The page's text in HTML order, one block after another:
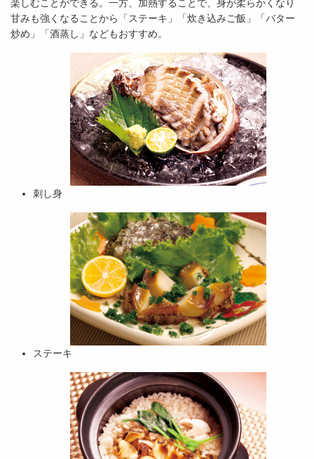
楽しむことができる。一方、加熱することで、身が柔らかくなり
甘みも強くなることから「ステーキ」「炊き込みご飯」「バター
炒め」「酒蒸し」などもおすすめ。
刺し身
ステーキ